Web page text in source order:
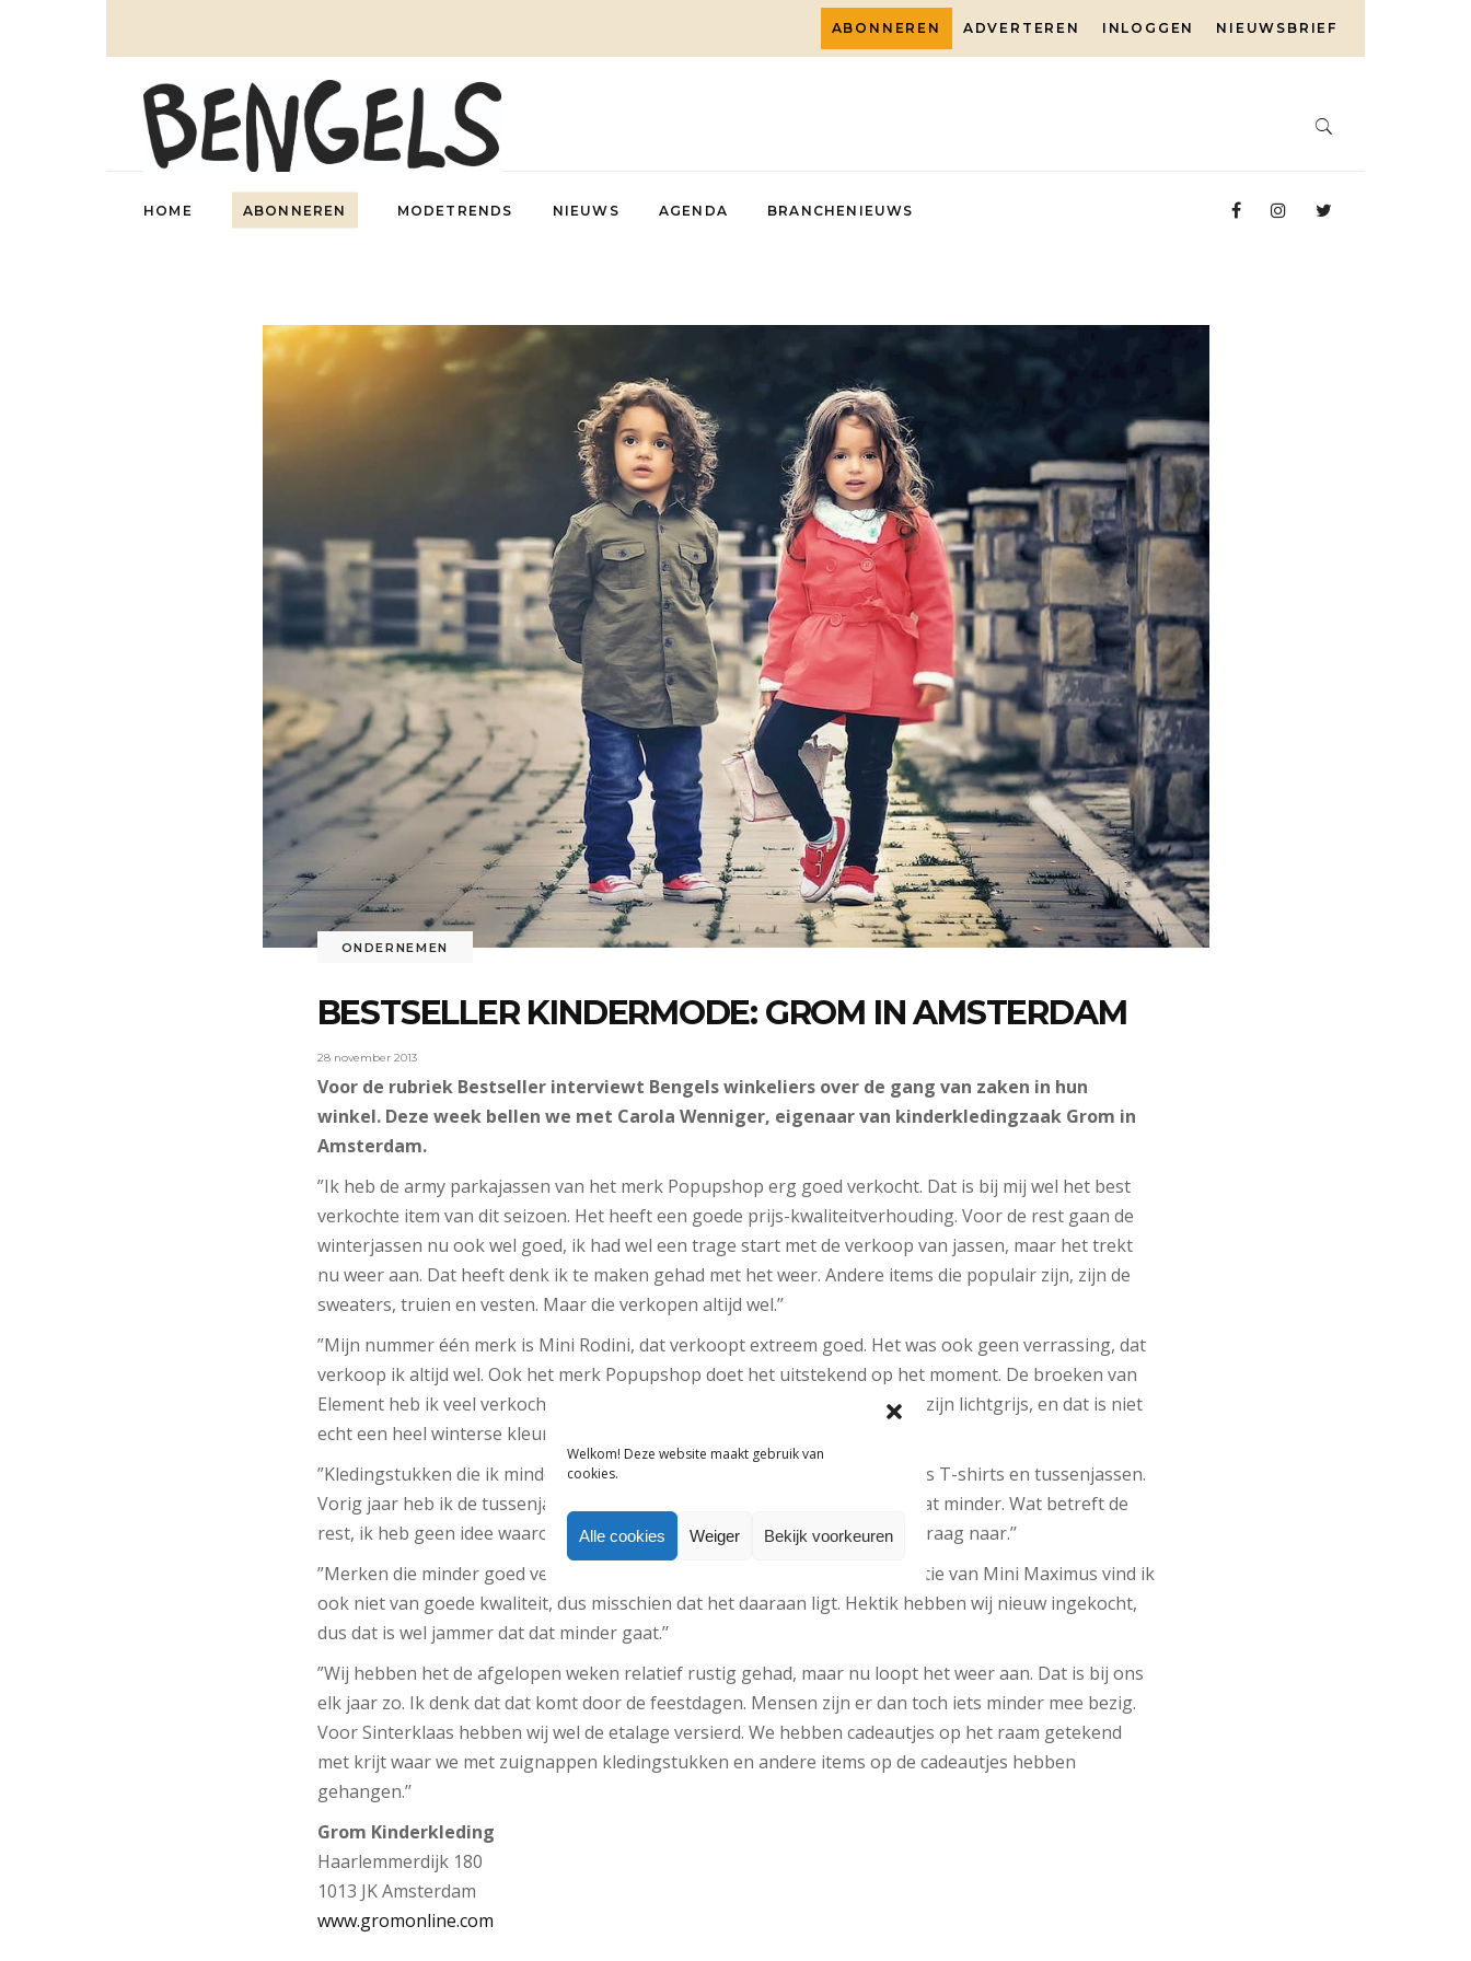
Welkom! Deze website maakt gebruik van
cookies.
Alle cookies Weiger Bekijk voorkeuren
ABONNEREN ADVERTEREN INLOGGEN NIEUWSBRIEF
HOME ABONNEREN MODETRENDS NIEUWS AGENDA BRANCHENIEUWS
ONDERNEMEN
BESTSELLER KINDERMODE: GROM IN AMSTERDAM
28 november 2013
Voor de rubriek Bestseller interviewt Bengels winkeliers over de gang van zaken in hun
winkel. Deze week bellen we met Carola Wenniger, eigenaar van kinderkledingzaak Grom in
Amsterdam.
”Ik heb de army parkajassen van het merk Popupshop erg goed verkocht. Dat is bij mij wel het best
verkochte item van dit seizoen. Het heeft een goede prijs-kwaliteitverhouding. Voor de rest gaan de
winterjassen nu ook wel goed, ik had wel een trage start met de verkoop van jassen, maar het trekt
nu weer aan. Dat heeft denk ik te maken gehad met het weer. Andere items die populair zijn, zijn de
sweaters, truien en vesten. Maar die verkopen altijd wel.’’
”Mijn nummer één merk is Mini Rodini, dat verkoopt extreem goed. Het was ook geen verrassing, dat
verkoop ik altijd wel. Ook het merk Popupshop doet het uitstekend op het moment. De broeken van
Element heb ik veel verkocht. Dat vond ik wel opvallend, want die broeken zijn lichtgrijs, en dat is niet
echt een heel winterse kleur.’’
”Kledingstukken die ik minder goed verkocht heb zijn blousen, long sleeves T-shirts en tussenjassen.
Vorig jaar heb ik de tussenjassen wel goed verkocht, maar dit jaar is dat wat minder. Wat betreft de
rest, ik heb geen idee waarom die niet populair zijn. Er is gewoon minder vraag naar.’’
”Merken die minder goed verkopen zijn Hektik en Mini Maximus. De collectie van Mini Maximus vind ik
ook niet van goede kwaliteit, dus misschien dat het daaraan ligt. Hektik hebben wij nieuw ingekocht,
dus dat is wel jammer dat dat minder gaat.’’
”Wij hebben het de afgelopen weken relatief rustig gehad, maar nu loopt het weer aan. Dat is bij ons
elk jaar zo. Ik denk dat dat komt door de feestdagen. Mensen zijn er dan toch iets minder mee bezig.
Voor Sinterklaas hebben wij wel de etalage versierd. We hebben cadeautjes op het raam getekend
met krijt waar we met zuignappen kledingstukken en andere items op de cadeautjes hebben
gehangen.’’
Grom Kinderkleding
Haarlemmerdijk 180
1013 JK Amsterdam
www.gromonline.com